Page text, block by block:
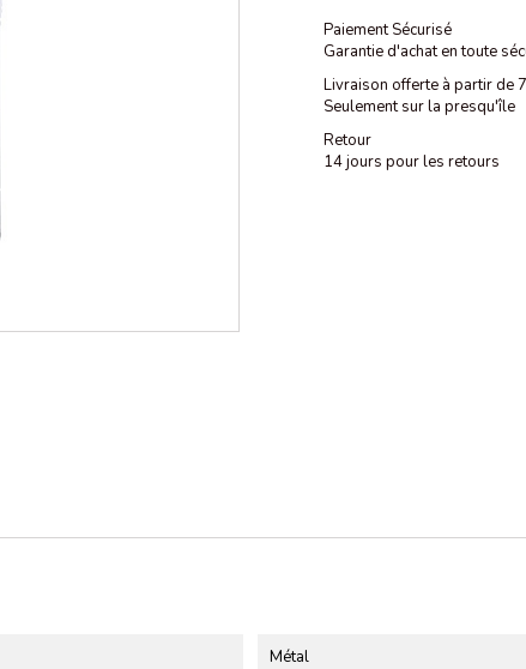
Paiement Sécurisé
Garantie d'achat en toute
Livraison offerte à partir de
Seulement sur la presqu'île
Retour
14 jours pour les retours
Métal